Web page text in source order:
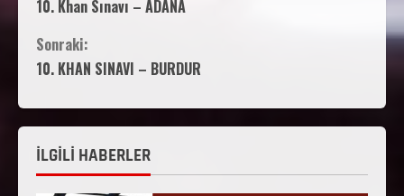
10. Khan Sınavı – ADANA
Sonraki:
10. KHAN SINAVI – BURDUR
İLGİLİ HABERLER